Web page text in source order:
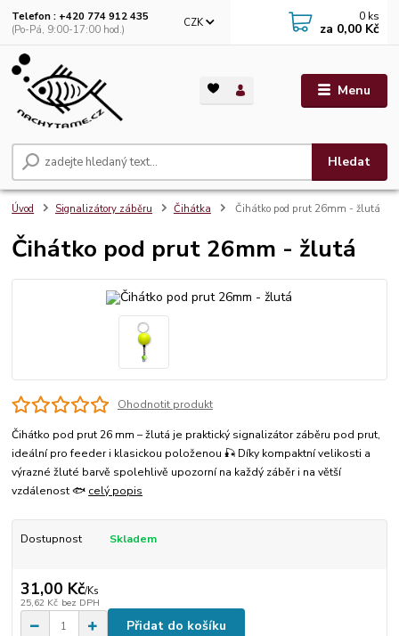
Menu
CZK
Hledat
Telefon : +420 774 912 435
(Po-Pá, 9:00-17:00 hod.)
0 ks
za 0,00 Kč
Úvod Signalizátory záběru Čihátka Čihátko pod prut 26mm - žlutá
Čihátko pod prut 26mm - žlutá
Ohodnotit produkt
Čihátko pod prut 26 mm – žlutá je praktický signalizátor záběru pod prut,
ideální pro feeder i klasickou položenou 🎣 Díky kompaktní velikosti a
výrazné žluté barvě spolehlivě upozorní na každý záběr i na větší
vzdálenost 🐟 celý popis
Dostupnost Skladem
31,00 Kč/Ks
25,62 Kč bez DPH
Přidat do košíku